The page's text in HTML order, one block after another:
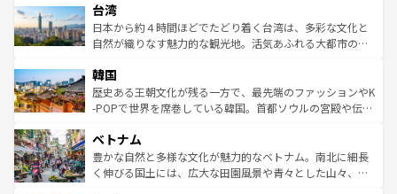
ならではの贅沢な旅のスタイルだ。 なお、新着のアメリカ
情報はコンテンツ一覧を参照してほしい。
れるおもてなしの心で訪れる人々を迎えてくれるハワイの
人々、おいしいローカルフードやハワイアンミュージッ
ク、伝統的なフラダンスなど、すべてがハワイの魅力を彩
ワイを、存分に味わってほしい。 なお、新着のハワイ情報
はコンテンツ一覧を参照してほしい。
リアリーフや大陸中央部にそびえるウルル（エアーズロッ
ク）、タスマニアの美しい原生林やケアンズの熱帯雨林な
ど、見どころがたくさん。また、カフェやワイン、オージ
いる。アクティビティも充実しており、サーフィンやダイ
ビング、ハイキングなど、アウトドア好きにはたまらな
い。オーストラリアの多彩な魅力を存分に味わいつくそ
参照してほしい。
台湾
日本から約４時間ほどでたどり着く台湾は、多彩な文化と
自然が織りなす魅力的な観光地。活気あふれる大都市の台
ン）、静ひつな山岳地帯である台湾東部など、都市の喧騒
と山間の静けさが共存しており、訪れる人に新しい発見と
驚きをもたらしてくれる。また、奥深い台湾の食文化も魅
容にもいいと評判のスイーツなど、バラエティ豊かな料理
が味わえる。 なお、新着の台湾情報は コンテンツ一覧を参
照してほしい。
韓国
歴史ある王朝文化が残る一方で、最先端のファッションやK
-POPで世界を席巻している韓国。首都ソウルの宮殿や伝統
き、地方に足を延ばせば四季折々の自然美を楽しむことが
できる。そして、キムチや焼肉、絶品のストリートフード
まで、さまざまな韓国料理が待っている。夜には、韓国な
ベトナム
豊かな自然と多様な文化が魅力的なベトナム。南北に細長
く伸びる国土には、広大な田園風景や青々とした山々、世